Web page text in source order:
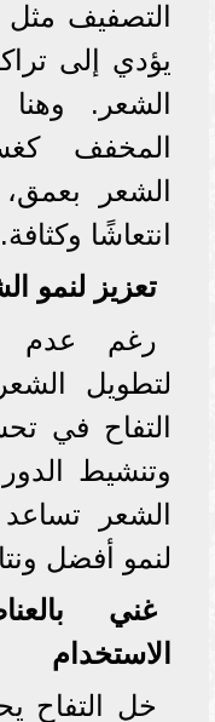
التصفيف مثل
يؤدي إلى
الشعر.
المخفف
الشعر
انتعاشًا وكثافة.
تعزيز لنمو
رغم عدم
لتطويل
التفاح في
وتنشيط
الشعر تساعد
لنمو أفضل
غني
الاستخدام
خل التفاح